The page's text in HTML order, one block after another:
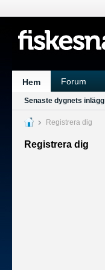
Hem Forum
Senaste dygnets inlägg
Registrera dig
Registrera dig